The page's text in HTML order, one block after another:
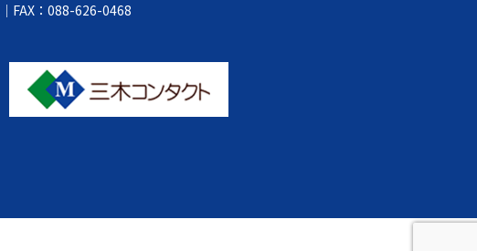
｜ FAX：088-626-0468